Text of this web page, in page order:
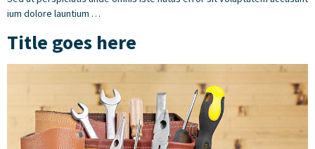
ium dolore launtium …
Title goes here